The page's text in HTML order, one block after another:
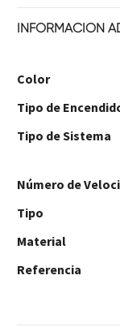
INFORMACIÓN
Color
Tipo de
Tipo de Sistema
Número de
Tipo
Material
Referencia